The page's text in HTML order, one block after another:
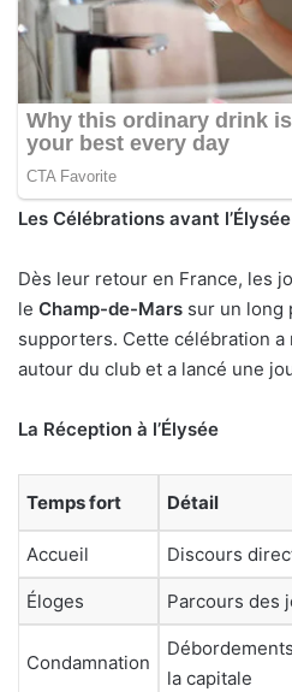
Les Célébrations avant l’Élysée
Dès leur retour en France, les
le Champ-de-Mars sur un long
supporters. Cette célébration a
autour du club et a lancé une
La Réception à l’Élysée
Temps fort Détail
Accueil Discours
Éloges Parcours des
Condamnation
la capitale